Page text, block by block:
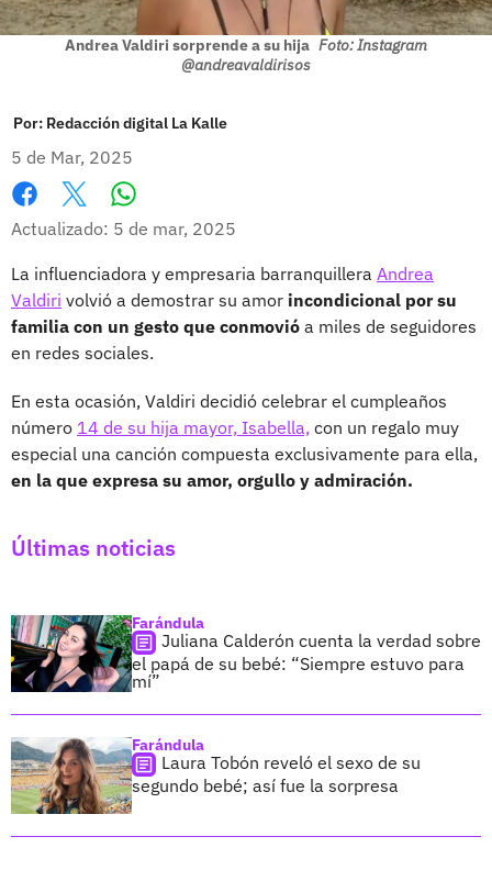
Andrea Valdiri sorprende a su hija Foto: Instagram
@andreavaldirisos
Por: Redacción digital La Kalle
5 de Mar, 2025
Facebook
X
Actualizado: 5 de mar, 2025
La influenciadora y empresaria barranquillera Andrea
Valdiri volvió a demostrar su amor incondicional por su
familia con un gesto que conmovió a miles de seguidores
en redes sociales.
En esta ocasión, Valdiri decidió celebrar el cumpleaños
número 14 de su hija mayor, Isabella, con un regalo muy
especial una canción compuesta exclusivamente para ella,
en la que expresa su amor, orgullo y admiración.
Últimas noticias
Farándula
Juliana Calderón cuenta la verdad sobre
el papá de su bebé: “Siempre estuvo para
mí”
Farándula
Laura Tobón reveló el sexo de su
segundo bebé; así fue la sorpresa